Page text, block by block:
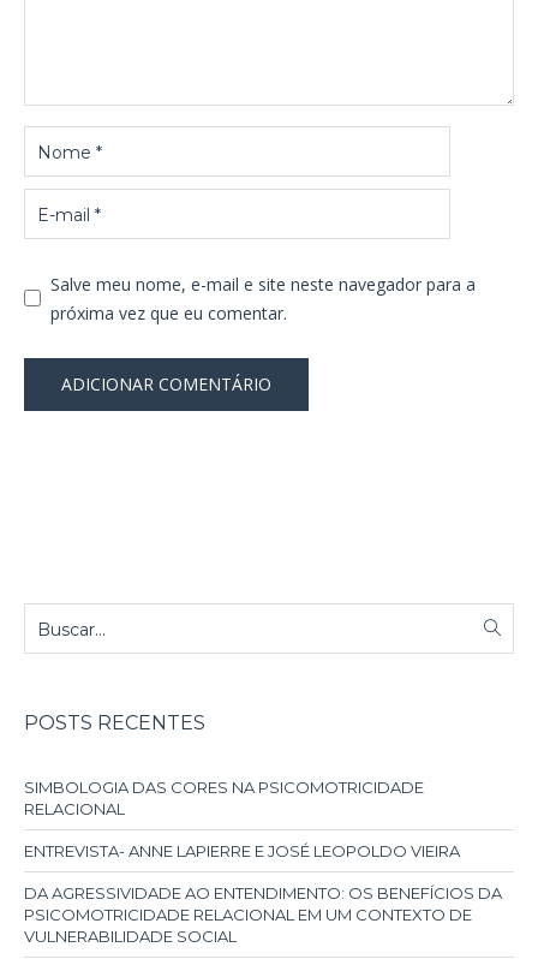
Salve meu nome, e-mail e site neste navegador para a
próxima vez que eu comentar.
SIMBOLOGIA DAS CORES NA PSICOMOTRICIDADE
ENTREVISTA- ANNE LAPIERRE E JOSÉ LEOPOLDO VIEIRA
PSICOMOTRICIDADE RELACIONAL EM UM CONTEXTO DE
VULNERABILIDADE SOCIAL
AS PAIXÕES E SEUS EFEITOS SOBRE O CORPO
“OS PROBLEMAS DE APRENDIZAGEM SÃO PROBLEMAS
RELACIONAIS’’(ANDRÉ LAPIERRE).